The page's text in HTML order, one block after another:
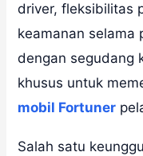
driver, fleksibilitas
keamanan selama
dengan segudang
khusus untuk
mobil Fortuner
Salah satu